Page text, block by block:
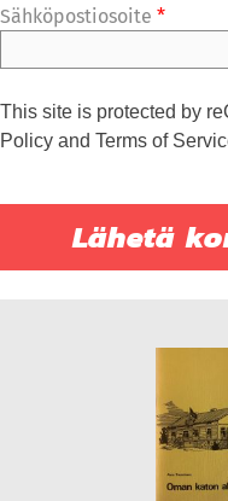
Sähköpostiosoite *
This site is protected by
Policy and Terms of